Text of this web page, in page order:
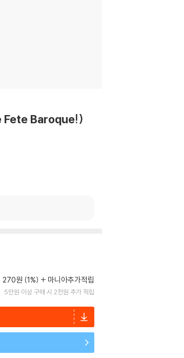
Fete Baroque!)
270원 (1%) 마니아추가적립
5만원 이상 구매 시 2천원 추가 적립